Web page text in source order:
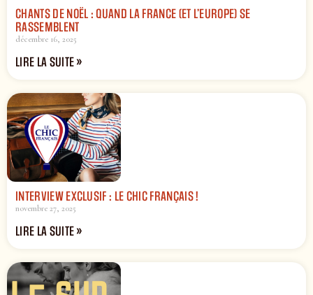
CHANTS DE NOËL : QUAND LA FRANCE (ET L’EUROPE) SE
RASSEMBLENT
décembre 16, 2025
LIRE LA SUITE »
INTERVIEW EXCLUSIF : LE CHIC FRANÇAIS !
novembre 27, 2025
LIRE LA SUITE »